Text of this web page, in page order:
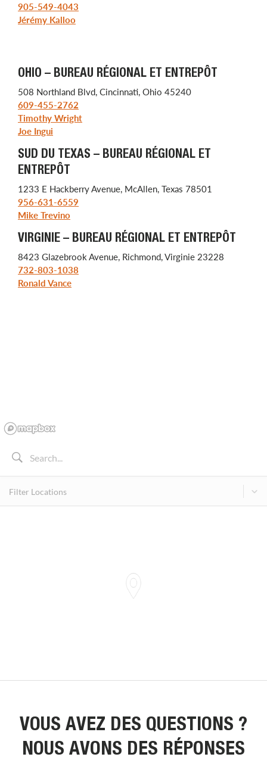
905-549-4043
Jérémy Kalloo
OHIO – BUREAU RÉGIONAL ET ENTREPÔT
508 Northland Blvd, Cincinnati, Ohio 45240
609-455-2762
Timothy Wright
Joe Ingui
SUD DU TEXAS – BUREAU RÉGIONAL ET
ENTREPÔT
1233 E Hackberry Avenue, McAllen, Texas 78501
956-631-6559
Mike Trevino
VIRGINIE – BUREAU RÉGIONAL ET ENTREPÔT
8423 Glazebrook Avenue, Richmond, Virginie 23228
732-803-1038
Ronald Vance
VOUS AVEZ DES QUESTIONS ?
NOUS AVONS DES RÉPONSES